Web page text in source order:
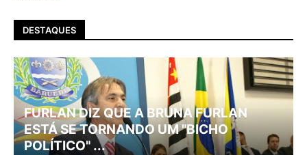
DESTAQUES
FURLAN DIZ QUE A BRUNA FURLAN
ESTÁ SE TORNANDO UM "BICHO
POLÍTICO" ...